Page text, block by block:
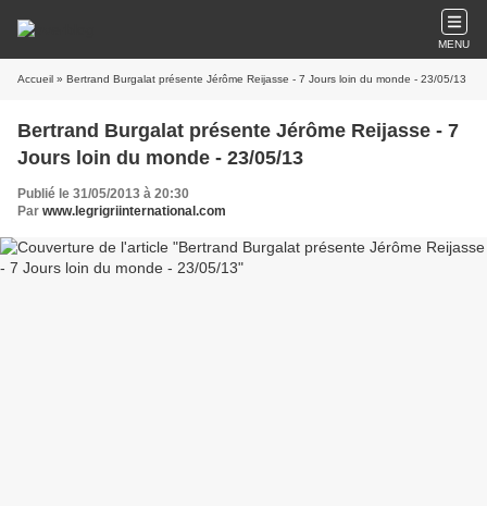
MENU
Accueil » Bertrand Burgalat présente Jérôme Reijasse - 7 Jours loin du monde - 23/05/13
Bertrand Burgalat présente Jérôme Reijasse - 7
Jours loin du monde - 23/05/13
Publié le 31/05/2013 à 20:30
Par www.legrigriinternational.com